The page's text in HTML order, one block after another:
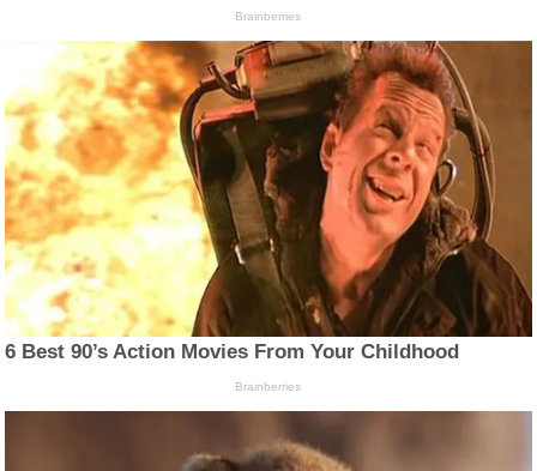
Brainberries
6 Best 90’s Action Movies From Your Childhood
Brainberries